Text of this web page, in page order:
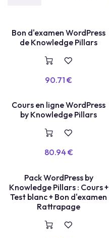
Bon d'examen WordPress
de Knowledge Pillars
90.71 €
Cours en ligne WordPress
by Knowledge Pillars
80.94€
Pack WordPress by
Knowledge Pillars : Cours +
Test blanc + Bon d'examen
Rattrapage